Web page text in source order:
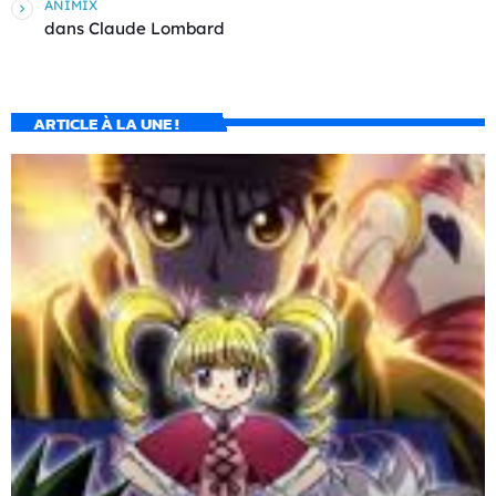
ANIMIX
dans Claude Lombard
ARTICLE À LA UNE !